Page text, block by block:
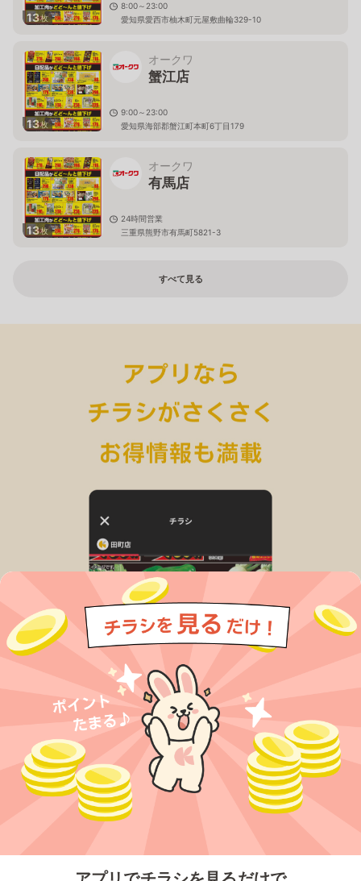
13枚
8:00～23:00
愛知県愛西市柚木町元屋敷曲輪329-10
13枚
オークワ
蟹江店
9:00～23:00
愛知県海部郡蟹江町本町6丁目179
13枚
オークワ
有馬店
24時間営業
三重県熊野市有馬町5821-3
すべて見る